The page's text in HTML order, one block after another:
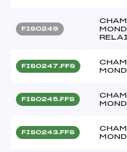
FIS0249
FIS0247.FFS
FIS0245.FFS
FIS0243.FFS